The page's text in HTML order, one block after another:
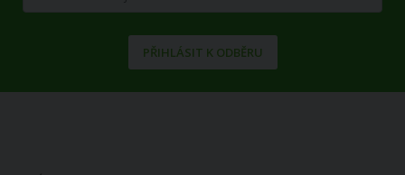
PŘIHLÁSIT K ODBĚRU